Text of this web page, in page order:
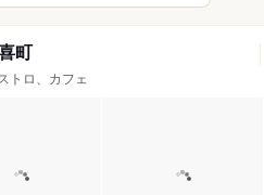
町
トロ、カフェ